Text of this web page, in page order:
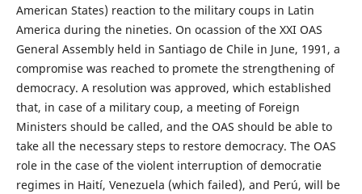
American States) reaction to the military coups in Latin
America during the nineties. On ocassion of the XXI OAS
General Assembly held in Santiago de Chile in June, 1991, a
compromise was reached to promete the strengthening of
democracy. A resolution was approved, which established
that, in case of a military coup, a meeting of Foreign
Ministers should be called, and the OAS should be able to
take all the necessary steps to restore democracy. The OAS
role in the case of the violent interruption of democratie
regimes in Haití, Venezuela (which failed), and Perú, will be